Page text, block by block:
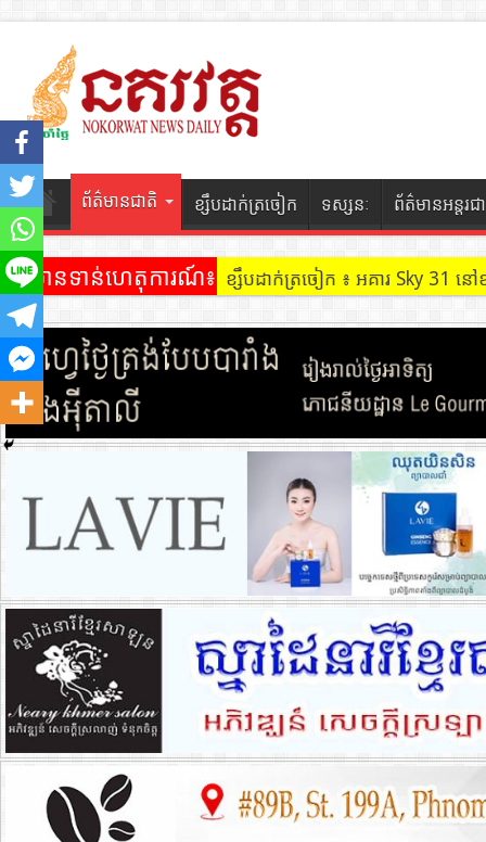
ព័ត៌មានជាតិ ខ្សឹបដាក់ត្រចៀក ទស្សនៈ ព័ត៌មានអន្តរជ
ព័ត៌មានទាន់ហេតុការណ៍៖ ខ្សឹបដាក់ត្រចៀក ៖ អគារ Sky 31